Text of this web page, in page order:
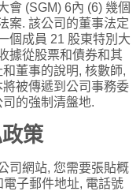
會 (SGM) 6內 (6) 幾個
案. 該公司的董事法定
個成員 21 股東特別大
據從股票和債券和其
董事的說明, 核數師,
被傳遞到公司事務委
的強制清盤地.
策
司網站, 您需要張貼概
子郵件地址, 電話號